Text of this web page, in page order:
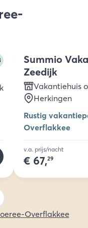
Summio
Zeedijk
Vakantiehuis
Herkingen
Rustig
Overflakkee
v.a. prijs/nacht
€ 67,29
Overflakkee